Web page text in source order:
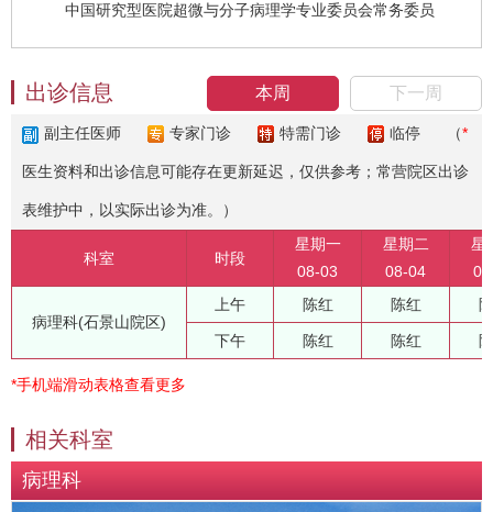
中国研究型医院超微与分子病理学专业委员会常务委员
本周 下一周
出诊信息
副主任医师 专家门诊 特需门诊 临停 （*
医生资料和出诊信息可能存在更新延迟，仅供参考；常营院区出诊
表维护中，以实际出诊为准。）
科室 时段
星期一
08-03
星期二
08-04
星
病理科(石景山院区)
上午 陈红 陈红
下午 陈红 陈红
*手机端滑动表格查看更多
相关科室
病理科